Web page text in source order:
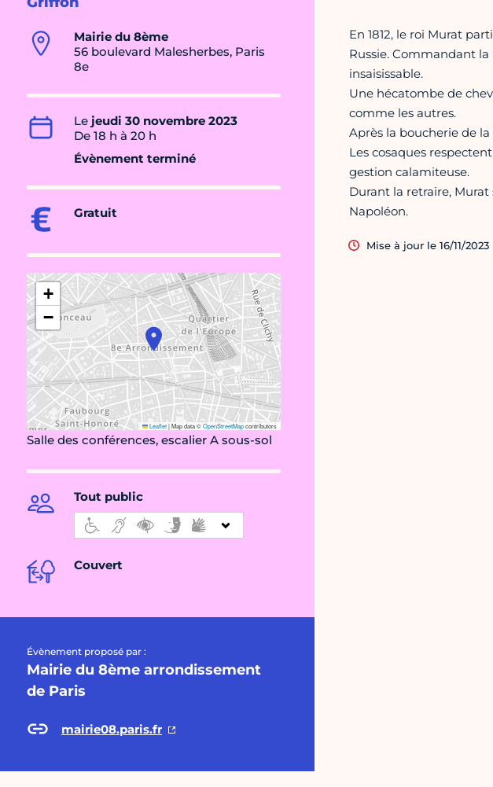
Mairie du 8ème
56 boulevard Malesherbes, Paris
8e
Le jeudi 30 novembre 2023
De 18 h à 20 h
Évènement terminé
Gratuit
+
−
Leaflet|Map data ©OpenStreetMapcontributors
Salle des conférences, escalier A sous-sol
Tout public
Couvert
Évènement proposé par :
Mairie du 8ème arrondissement
de Paris
mairie08.paris.fr
En 1812, le roi Murat
Russie. Commandant
insaisissable.
Une hécatombe de
comme les autres.
Après la boucherie de la
Les cosaques
gestion calamiteuse.
Durant la retraire, Murat
Napoléon.
Mise à jour le 16/11/2023